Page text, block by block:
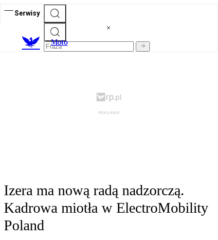
Serwisy
Moto
Izera ma nową radą nadzorczą.
Kadrowa miotła w ElectroMobility
Poland